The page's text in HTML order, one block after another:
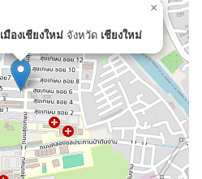
เมืองเชียงใหม่ จังหวัด เชียงใหม่
×